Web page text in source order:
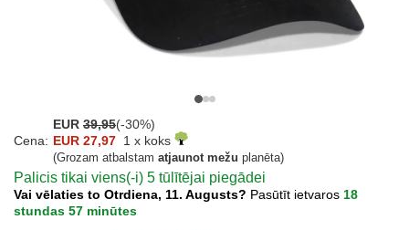
EUR 39,95(-30%)
Cena: EUR 27,97 1 x koks
(Grozam atbalstam atjaunot mežu planēta)
Palicis tikai viens(-i) 5 tūlītējai piegādei
Vai vēlaties to Otrdiena, 11. Augusts? Pasūtīt ietvaros 18
stundas 57 minūtes